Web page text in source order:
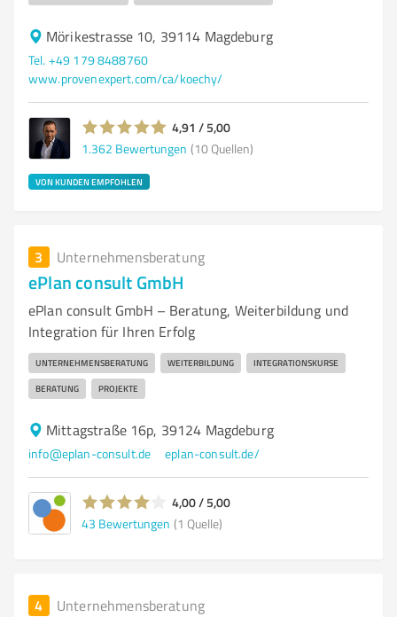
Mörikestrasse 10, 39114 Magdeburg
Tel. +49 179 8488760
www.provenexpert.com/ca/koechy/
4,91 / 5,00
1.362 Bewertungen (10 Quellen)
VON KUNDEN EMPFOHLEN
3 Unternehmensberatung
ePlan consult GmbH
ePlan consult GmbH – Beratung, Weiterbildung und
Integration für Ihren Erfolg
UNTERNEHMENSBERATUNG WEITERBILDUNG INTEGRATIONSKURSE
BERATUNG PROJEKTE
Mittagstraße 16p, 39124 Magdeburg
info@eplan-consult.de eplan-consult.de/
4,00 / 5,00
43 Bewertungen (1 Quelle)
4 Unternehmensberatung